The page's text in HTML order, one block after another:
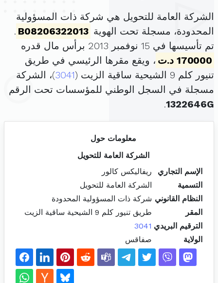
الشركة العامة للتحويل هي شركة ذات المسؤولية
المحدودة، مسجلة تحت الهوية B08206322013
.
تم تأسيسها في 15 نوفمبر 2013 برأس مال قدره
170000 د.ت
، ويقع مقرها الرئيسي في طريق
تنيور كلم 9 الشيحية ساقية الزيت (
3041)، الشركة
مسجلة في السجل الوطني للمؤسسات تحت الرقم
1322646G
.
معلومات حول
الشركة العامة للتحويل
الإسم التجاري
ريفاليكس كالور
التسمية
الشركة العامة للتحويل
النظام القانوني شركة ذات المسؤولية المحدودة
المقر
طريق تنيور كلم 9 الشيحية ساقية الزيت
الترقيم البريدي 3041
الولاية
صفاقس